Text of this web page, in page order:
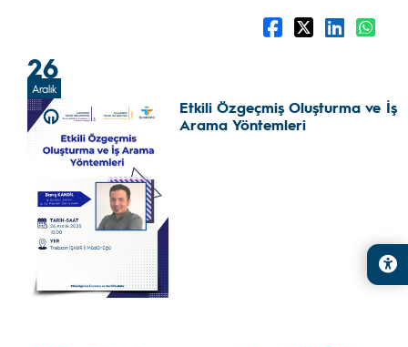
26
Aralık
Etkili Özgeçmiş Oluşturma ve İş
Arama Yöntemleri